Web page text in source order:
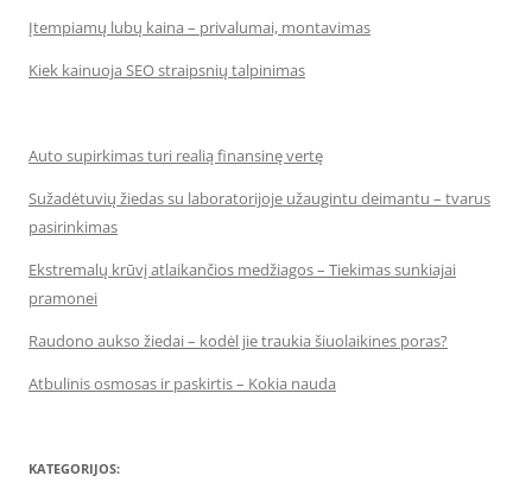
Įtempiamų lubų kaina – privalumai, montavimas
Kiek kainuoja SEO straipsnių talpinimas
Auto supirkimas turi realią finansinę vertę
Sužadėtuvių žiedas su laboratorijoje užaugintu deimantu – tvarus
pasirinkimas
Ekstremalų krūvį atlaikančios medžiagos – Tiekimas sunkiajai
pramonei
Raudono aukso žiedai – kodėl jie traukia šiuolaikines poras?
Atbulinis osmosas ir paskirtis – Kokia nauda
KATEGORIJOS: